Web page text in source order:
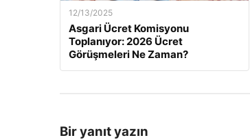
12/13/2025
Asgari Ücret Komisyonu
Toplanıyor: 2026 Ücret
Görüşmeleri Ne Zaman?
Bir yanıt yazın